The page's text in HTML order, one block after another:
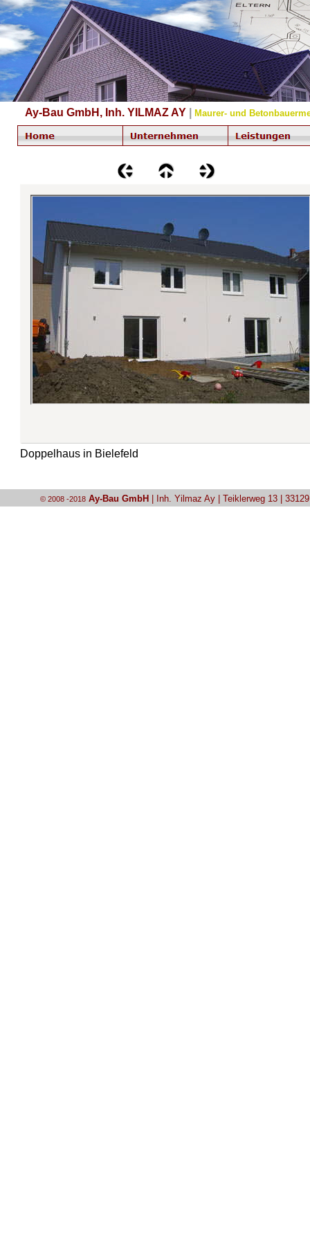
Ay-Bau GmbH, Inh. YILMAZ AY Maurer- und
Doppelhaus in Bielefeld
© 2008 -2018Ay-Bau GmbH | Inh. Yilmaz Ay | Teiklerweg 13 |